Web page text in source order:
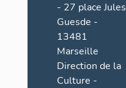
- 27 place Jules
Guesde -
13481
Marseille
Direction de la
Culture -